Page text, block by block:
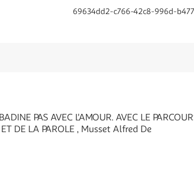
69634dd2-c766-42c8-996d-
PAS AVEC L'AMOUR. AVEC LE
DE LA PAROLE , Musset Alfred De